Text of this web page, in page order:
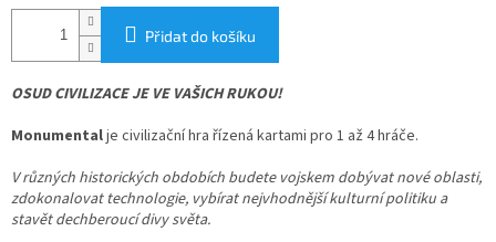
Přidat do košíku
OSUD CIVILIZACE JE VE VAŠICH RUKOU!
Monumentalje civilizační hra řízená kartami pro 1 až 4 hráče.
V různých historických obdobích budete vojskem dobývat nové oblasti,
zdokonalovat technologie, vybírat nejvhodnější kulturní politiku a
stavět dechberoucí divy světa.